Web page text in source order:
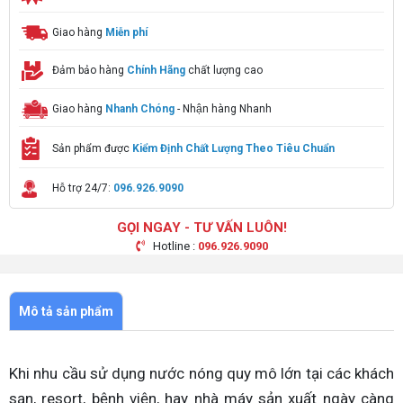
Giao hàng Miễn phí
Đảm bảo hàng Chính Hãng chất lượng cao
Giao hàng Nhanh Chóng - Nhận hàng Nhanh
Sản phẩm được Kiểm Định Chất Lượng Theo Tiêu Chuẩn
Hỗ trợ 24/7: 096.926.9090
GỌI NGAY - TƯ VẤN LUÔN!
Hotline : 096.926.9090
Mô tả sản phẩm
Khi nhu cầu sử dụng nước nóng quy mô lớn tại các khách
sạn, resort, bệnh viện, hay nhà máy sản xuất ngày càng